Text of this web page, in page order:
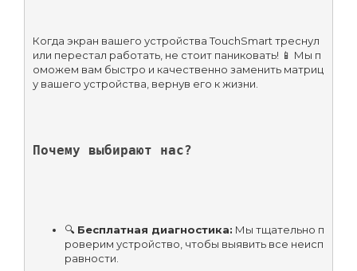
Когда экран вашего устройства TouchSmart треснул
или перестал работать, не стоит паниковать! 📱 Мы п
оможем вам быстро и качественно заменить матриц
у вашего устройства, вернув его к жизни.
Почему выбирают нас?
🔍 Бесплатная диагностика: Мы тщательно п
роверим устройство, чтобы выявить все неисп
равности.